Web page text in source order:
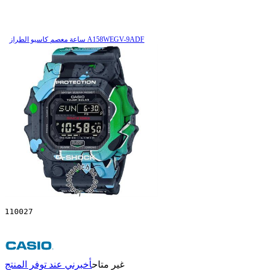
ساعة معصم کاسیو الطراز A158WEGV-9ADF
110027
غير متاحأخبرني عند توفر المنتج